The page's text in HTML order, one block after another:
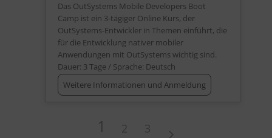
Das OutSystems Mobile Developers Boot
Camp ist ein 3-tägiger Online Kurs, der
OutSystems-Entwickler in Themen einführt, die
für die Entwicklung nativer mobiler
Anwendungen mit OutSystems wichtig sind.
Dauer: 3 Tage / Sprache: Deutsch
Weitere Informationen und Anmeldung
1 2 3